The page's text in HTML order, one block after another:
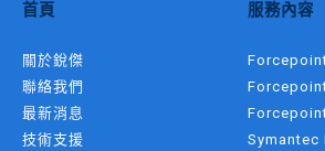
首頁
關於銳傑
聯絡我們
最新消息
技術支援
服務內容
Symantec